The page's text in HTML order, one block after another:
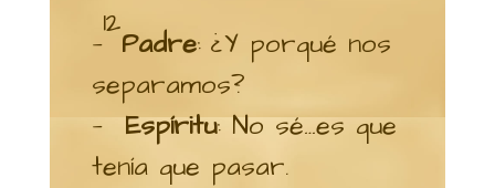
—
12
Padre: ¿Y porqué nos
separamos?
—Espíritu: No sé…es que
tenía que pasar.